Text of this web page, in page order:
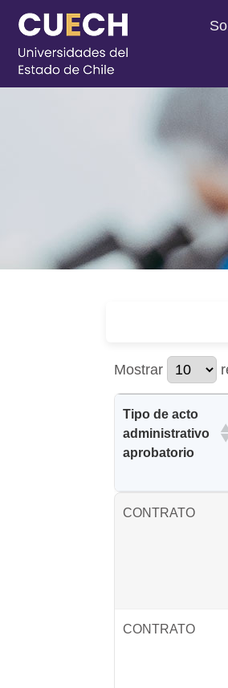
Mostrar
Tipo de acto
administrativo
aprobatorio
administrativo
CONTRATO
CONTRATO